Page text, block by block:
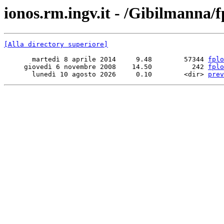
ionos.rm.ingv.it - /Gibilmanna/
[Alla directory superiore]
       martedì 8 aprile 2014     9.48        57344
     giovedì 6 novembre 2008    14.50          242
       lunedì 10 agosto 2026     0.10        <dir>